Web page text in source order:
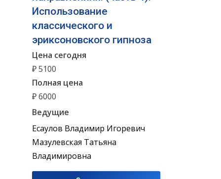
Использование
классического и
эриксоновского гипноза
Цена сегодня
₽ 5100
Полная цена
₽ 6000
Ведущие
Есаулов Владимир Игоревич
Мазулевская Татьяна
Владимировна